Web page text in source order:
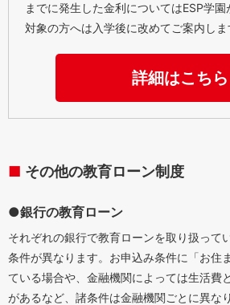
までに発生した金利についてはESP学
対象の方へは入学後に改めてご案内しま
詳細はこちら
その他の教育ローン制度
●銀行の教育ローン
それぞれの銀行で教育ローンを取り扱って
条件が異なります。お申込み条件に「お住
ている場合や、金融機関によっては生活費
があるなど、諸条件は金融機関ごとに異な